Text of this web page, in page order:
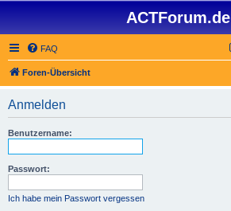
ACTForum.de
FAQ
Foren-Übersicht
Anmelden
Benutzername:
Passwort:
Ich habe mein Passwort vergessen